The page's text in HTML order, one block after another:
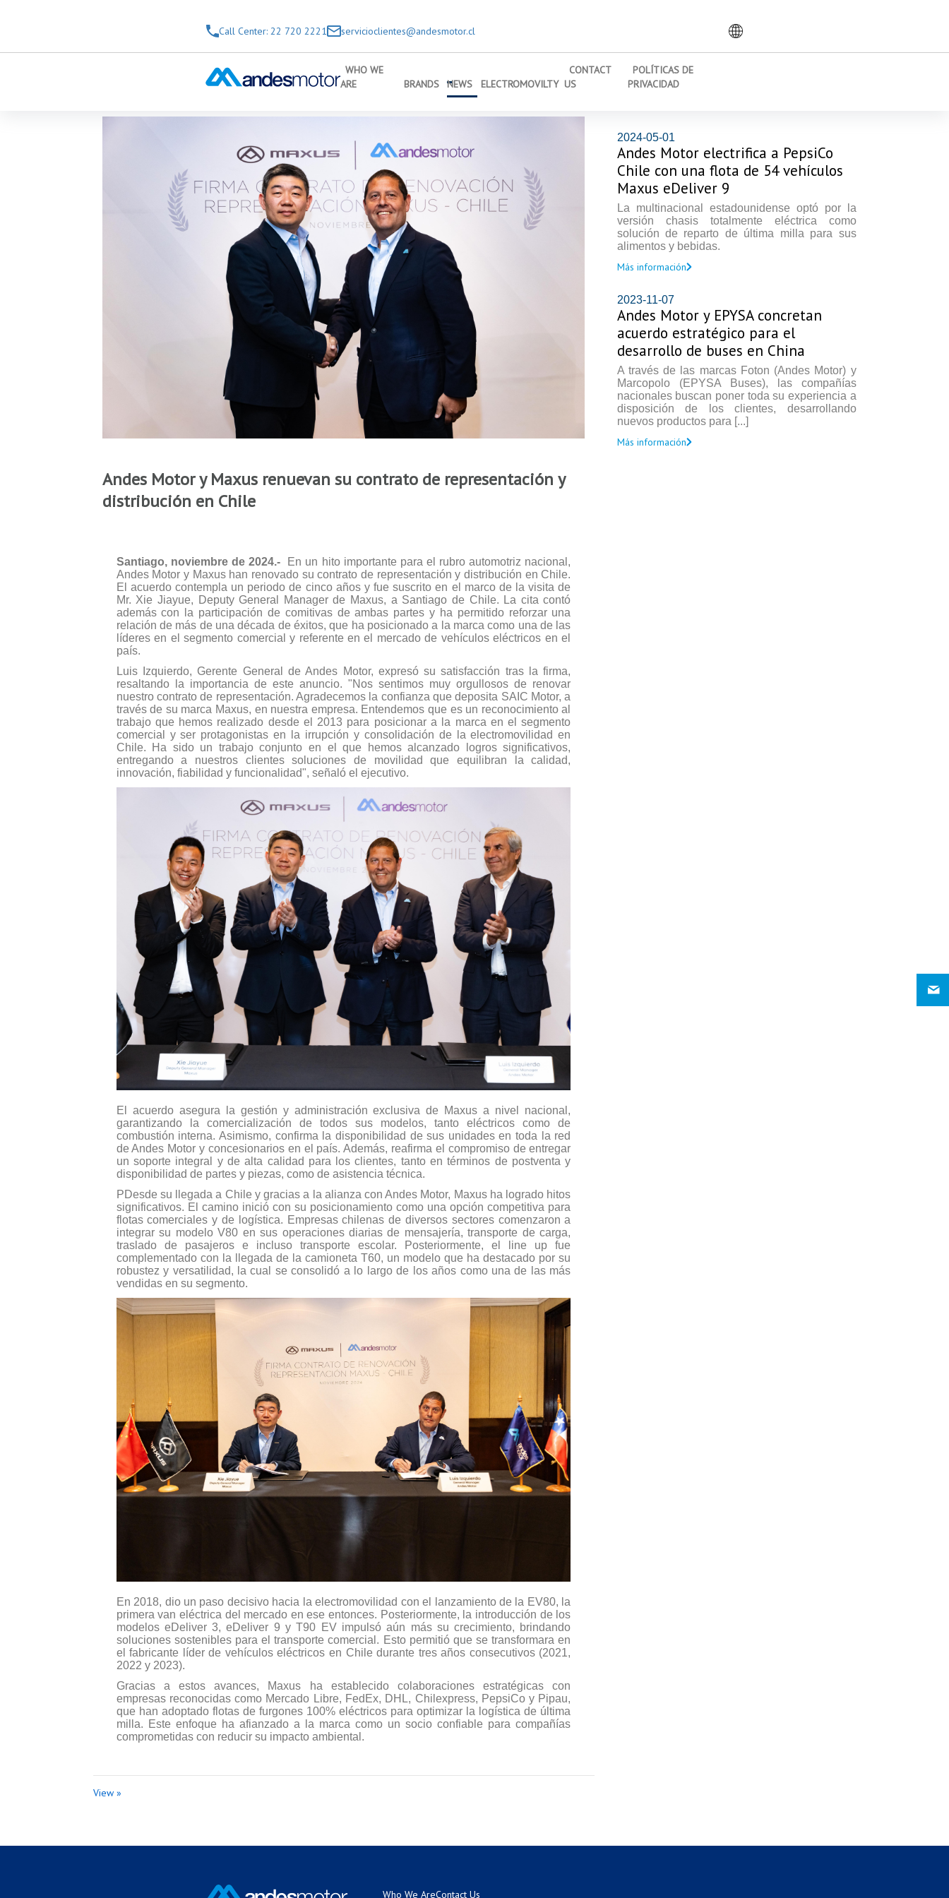
Call Center: 22 720 2221
servicioclientes@andesmotor.cl
WHO WE
ARE
BRANDS NEWS ELECTROMOVILTY
CONTACT
US
POLÍTICAS DE
PRIVACIDAD
Andes Motor y Maxus renuevan su contrato de representación y
distribución en Chile
Santiago, noviembre de 2024.- En un hito importante para el rubro automotriz nacional,
Andes Motor y Maxus han renovado su contrato de representación y distribución en Chile.
El acuerdo contempla un periodo de cinco años y fue suscrito en el marco de la visita de
Mr. Xie Jiayue, Deputy General Manager de Maxus, a Santiago de Chile. La cita contó
además con la participación de comitivas de ambas partes y ha permitido reforzar una
relación de más de una década de éxitos, que ha posicionado a la marca como una de las
líderes en el segmento comercial y referente en el mercado de vehículos eléctricos en el
país.
Luis Izquierdo, Gerente General de Andes Motor, expresó su satisfacción tras la firma,
resaltando la importancia de este anuncio. "Nos sentimos muy orgullosos de renovar
nuestro contrato de representación. Agradecemos la confianza que deposita SAIC Motor, a
través de su marca Maxus, en nuestra empresa. Entendemos que es un reconocimiento al
trabajo que hemos realizado desde el 2013 para posicionar a la marca en el segmento
comercial y ser protagonistas en la irrupción y consolidación de la electromovilidad en
Chile. Ha sido un trabajo conjunto en el que hemos alcanzado logros significativos,
entregando a nuestros clientes soluciones de movilidad que equilibran la calidad,
innovación, fiabilidad y funcionalidad", señaló el ejecutivo.
El acuerdo asegura la gestión y administración exclusiva de Maxus a nivel nacional,
garantizando la comercialización de todos sus modelos, tanto eléctricos como de
combustión interna. Asimismo, confirma la disponibilidad de sus unidades en toda la red
de Andes Motor y concesionarios en el país. Además, reafirma el compromiso de entregar
un soporte integral y de alta calidad para los clientes, tanto en términos de postventa y
disponibilidad de partes y piezas, como de asistencia técnica.
PDesde su llegada a Chile y gracias a la alianza con Andes Motor, Maxus ha logrado hitos
significativos. El camino inició con su posicionamiento como una opción competitiva para
flotas comerciales y de logística. Empresas chilenas de diversos sectores comenzaron a
integrar su modelo V80 en sus operaciones diarias de mensajería, transporte de carga,
traslado de pasajeros e incluso transporte escolar. Posteriormente, el line up fue
complementado con la llegada de la camioneta T60, un modelo que ha destacado por su
robustez y versatilidad, la cual se consolidó a lo largo de los años como una de las más
vendidas en su segmento.
En 2018, dio un paso decisivo hacia la electromovilidad con el lanzamiento de la EV80, la
primera van eléctrica del mercado en ese entonces. Posteriormente, la introducción de los
modelos eDeliver 3, eDeliver 9 y T90 EV impulsó aún más su crecimiento, brindando
soluciones sostenibles para el transporte comercial. Esto permitió que se transformara en
el fabricante líder de vehículos eléctricos en Chile durante tres años consecutivos (2021,
2022 y 2023).
Gracias a estos avances, Maxus ha establecido colaboraciones estratégicas con
empresas reconocidas como Mercado Libre, FedEx, DHL, Chilexpress, PepsiCo y Pipau,
que han adoptado flotas de furgones 100% eléctricos para optimizar la logística de última
milla. Este enfoque ha afianzado a la marca como un socio confiable para compañías
comprometidas con reducir su impacto ambiental.
View »
2024-05-01
Andes Motor electrifica a PepsiCo
Chile con una flota de 54 vehículos
Maxus eDeliver 9
La multinacional estadounidense optó por la
versión chasis totalmente eléctrica como
solución de reparto de última milla para sus
alimentos y bebidas.
Más información
2023-11-07
Andes Motor y EPYSA concretan
acuerdo estratégico para el
desarrollo de buses en China
A través de las marcas Foton (Andes Motor) y
Marcopolo (EPYSA Buses), las compañías
nacionales buscan poner toda su experiencia a
disposición de los clientes, desarrollando
nuevos productos para [...]
Más información
Who We AreContact Us